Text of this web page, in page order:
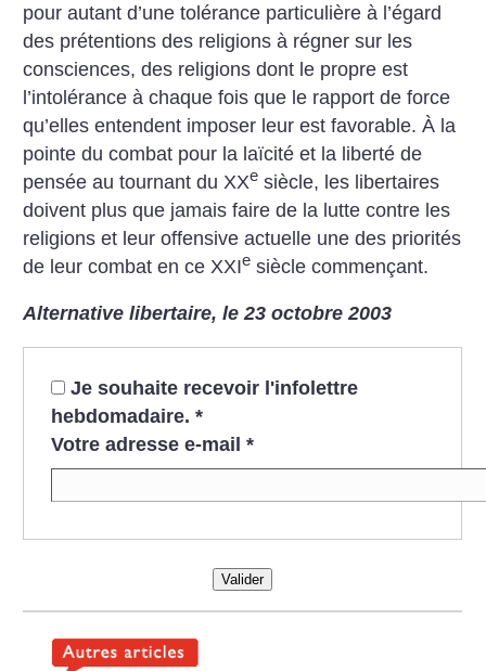
pour autant d’une tolérance particulière à l’égard
des prétentions des religions à régner sur les
consciences, des religions dont le propre est
l’intolérance à chaque fois que le rapport de force
qu’elles entendent imposer leur est favorable. À la
pointe du combat pour la laïcité et la liberté de
pensée au tournant du XXe siècle, les libertaires
doivent plus que jamais faire de la lutte contre les
religions et leur offensive actuelle une des priorités
de leur combat en ce XXIe siècle commençant.
Alternative libertaire, le 23 octobre 2003
Je souhaite recevoir l'infolettre
hebdomadaire. *
Votre adresse e-mail *
Valider